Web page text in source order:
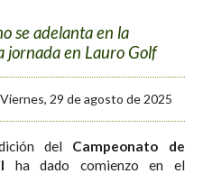
se adelanta en la
jornada en Lauro Golf
Viernes, 29 de agosto de 2025
del Campeonato de
ha dado comienzo en el